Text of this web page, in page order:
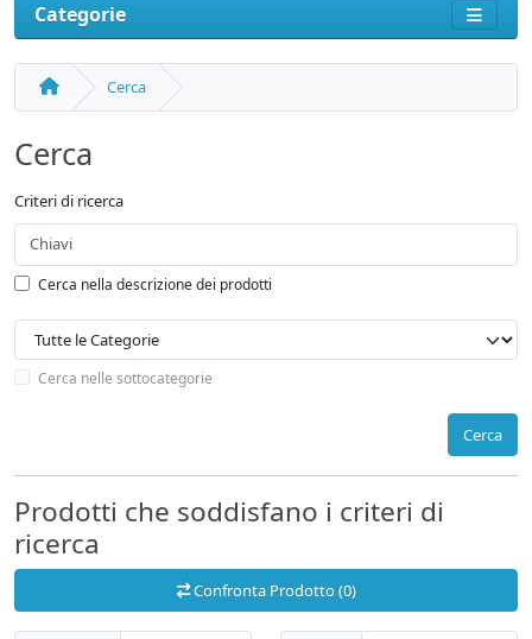
Categorie
Cerca
Cerca
Criteri di ricerca
Cerca nella descrizione dei prodotti
Cerca nelle sottocategorie
Cerca
Prodotti che soddisfano i criteri di
ricerca
Confronta Prodotto (0)